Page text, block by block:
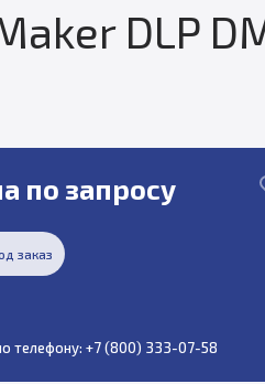
DLP
по запросу
заказ
телефону: +7 (800) 333-07-58